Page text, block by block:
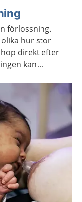
förlossning.
hur stor
direkt efter
kan
går över.